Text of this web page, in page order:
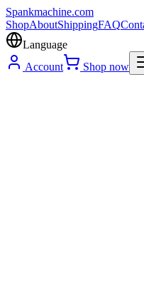
Spankmachine.com
ShopAboutShippingFAQ
Language
Account
Shop now